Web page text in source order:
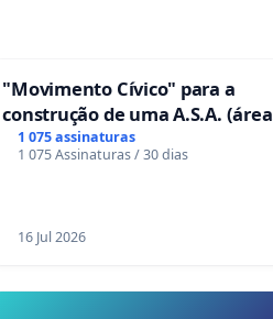
"Movimento Cívico" para a
construção de uma A.S.A. (área
de serviços para autocaravanas)
em Coimbra
1 075 assinaturas
1 075 Assinaturas / 30 dias
16 Jul 2026